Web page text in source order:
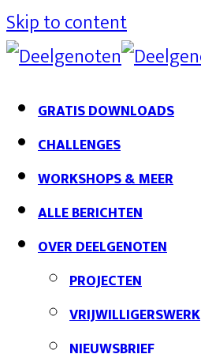
Skip to content
GRATIS DOWNLOADS
CHALLENGES
WORKSHOPS & MEER
ALLE BERICHTEN
OVER DEELGENOTEN
PROJECTEN
VRIJWILLIGERSWERK
NIEUWSBRIEF